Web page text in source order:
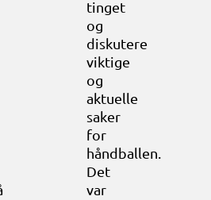
tinget
og
diskutere
viktige
og
aktuelle
saker
for
håndballen.
Det
var